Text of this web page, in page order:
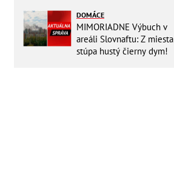
pomoc musel priletieť
vrtuľník
DOMÁCE
MIMORIADNE Výbuch v
areáli Slovnaftu: Z miesta
stúpa hustý čierny dym!